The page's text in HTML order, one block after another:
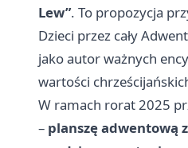
Lew”. To propozycja
Dzieci przez cały
jako autor ważnych
wartości
W ramach rorat 2025
– planszę adwentową